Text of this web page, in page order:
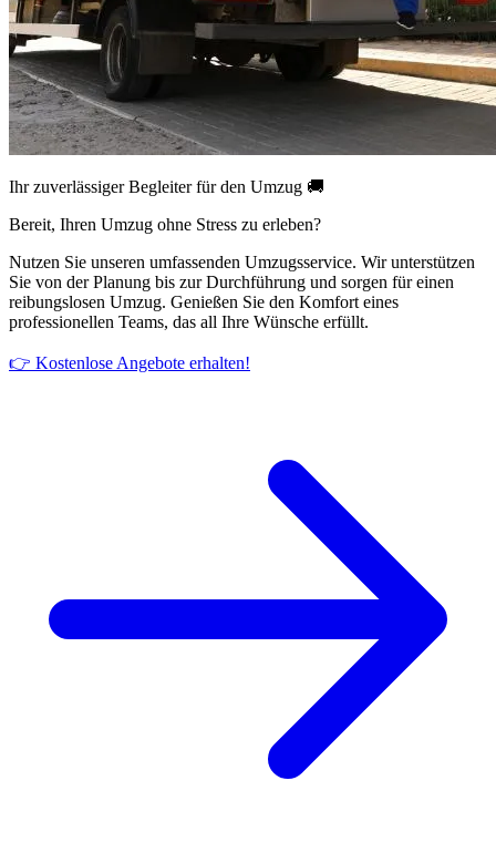
Ihr zuverlässiger Begleiter für den Umzug 🚚
Bereit, Ihren Umzug ohne Stress zu erleben?
Nutzen Sie unseren umfassenden Umzugsservice. Wir unterstützen
Sie von der Planung bis zur Durchführung und sorgen für einen
reibungslosen Umzug. Genießen Sie den Komfort eines
professionellen Teams, das all Ihre Wünsche erfüllt.
👉 Kostenlose Angebote erhalten!